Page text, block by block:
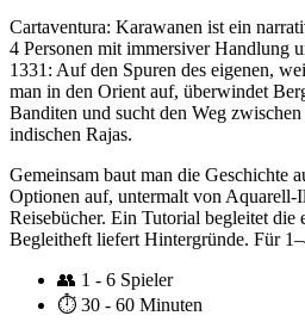
Cartaventura: Karawanen ist ein
4 Personen mit immersiver Handlung
1331: Auf den Spuren des eigenen,
man in den Orient auf, überwindet
Banditen und sucht den Weg
indischen Rajas.
Gemeinsam baut man die Geschichte
Optionen auf, untermalt von Aquarell-
Reisebücher. Ein Tutorial begleitet die
Begleitheft liefert Hintergründe. Für
👥 1 - 6 Spieler
⏱️ 30 - 60 Minuten